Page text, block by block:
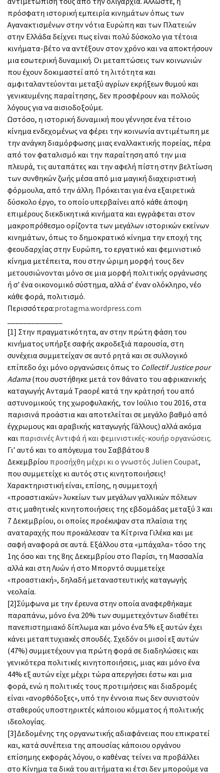
πρόσφατη ιστορική εμπειρία κινημάτων όπως των
Αγανακτισμένων στην νότια Ευρώπη και των Πλατειών
στην Ελλάδα δείχνει πως είναι πολύ δύσκολο για τέτοια
κινήματα-βέτο να αντέξουν στον χρόνο και να αποκτήσουν
μια εσωτερική δυναμική. Οι μεταπτώσεις των κοινωνιών
που έχουν δοκιμαστεί από τη λιτότητα και
αμφιταλαντεύονται μεταξύ αγρίων εκρήξεων θυμού και
γενικευμένης παραίτησης, δεν προσφέρουν και πολλούς
λόγους για να αισιοδοξούμε.
Ωστόσο, η ιστορική δυναμική που γέννησε ένα τέτοιο
κίνημα ενδεχομένως να φέρει την κοινωνία αντιμέτωπη με
την ανάγκη διαμόρφωσης μιας εναλλακτικής πορείας, πέρα
από τον φαταλισμό και την παραίτηση από την μια
πλευρά, τις αυταπάτες και την αφελή πίστη στην βελτίωση
των συνθηκών ζωής μέσα από μια μαγική διαχειριστική
φόρμουλα, από την άλλη. Πρόκειται για ένα εξαιρετικά
δύσκολο έργο, το οποίο υπερβαίνει από κάθε άποψη
επιμέρους διεκδικητικά κινήματα και εγγράφεται στον
μακροπρόθεσμο ορίζοντα των μεγάλων ιστορικών εκείνων
κινημάτων, όπως το δημοκρατικό κίνημα την εποχή της
φεουδαρχίας στην Ευρώπη, το εργατικό και φεμινιστικό
κίνημα μετέπειτα, που στην ώριμη μορφή τους δεν
μετουσιώνονται μόνο σε μια μορφή πολιτικής οργάνωσης
ή σ’ ένα οικονομικό σύστημα, αλλά σ’ έναν ολόκληρο, νέο
κάθε φορά, πολιτισμό.
Περισσότερα:protagma.wordpress.com
[1] Στην πραγματικότητα, αν στην πρώτη φάση του
κινήματος υπήρξε σαφής ακροδεξιά παρουσία, στη
συνέχεια συμμετείχαν σε αυτό ρητά και σε συλλογικό
επίπεδο όχι μόνο οργανώσεις όπως το Collectif Justice pour
Adama(που συστήθηκε μετά τον θάνατο του αφρικανικής
καταγωγής Ανταμά Τραορέ κατά την κράτησή του από
αστυνομικούς της χωροφυλακής, τον Ιούλιο του 2016, στα
παρισινά προάστια και αποτελείται σε μεγάλο βαθμό από
έγχρωμους και αραβικής καταγωγής Γάλλους) αλλά ακόμα
και παρισινές Αντιφά ή και φεμινιστικές-κουήρ οργανώσεις.
Γι’ αυτό και το απόγευμα του Σαββάτου 8
Δεκεμβρίου προσήχθη μέχρι κι ο γνωστός Julien Coupat,
που συμμετείχε κι αυτός στις κινητοποιήσεις!
Χαρακτηριστική είναι, επίσης, η συμμετοχή
«προαστιακών» λυκείων των μεγάλων γαλλικών πόλεων
στις μαθητικές κινητοποιήσεις της εβδομάδας μεταξύ 3 και
7 Δεκεμβρίου, οι οποίες προέκυψαν στα πλαίσια της
αναταραχής που προκάλεσαν τα Κίτρινα Γιλέκα και με
σαφή αναφορά σε αυτά. Εξάλλου στα «μπάχαλα» τόσο της
1ης όσο και της 8ης Δεκεμβρίου στο Παρίσι, τη Μασσαλία
αλλά και στη Λυών ή στο Μπορντό συμμετείχε
«προαστιακή», δηλαδή μεταναστευτικής καταγωγής
νεολαία.
[2]Σύμφωνα με την έρευνα στην οποία αναφερθήκαμε
παραπάνω, μόνο ένα 20% των συμμετεχόντων διαθέτει
πανεπιστημιακό δίπλωμα και μόνο ένα 5% εξ αυτών έχει
κάνει μεταπτυχιακές σπουδές. Σχεδόν οι μισοί εξ αυτών
(47%) συμμετέχουν για πρώτη φορά σε διαδηλώσεις και
γενικότερα πολιτικές κινητοποιήσεις, μιας και μόνο ένα
44% εξ αυτών είχε μέχρι τώρα απεργήσει έστω και μια
φορά, ενώ η πολιτικές τους προτιμήσεις και διαδρομές
είναι «ανορθόδοξες», υπό την έννοια πως δεν συνιστούν
σταθερούς υποστηρικτές κάποιου κόμματος ή πολιτικής
ιδεολογίας.
[3]Δεδομένης της οργανωτικής αδιαφάνειας που επικρατεί
και, κατά συνέπεια της απουσίας κάποιου οργάνου
επίσημης εκφοράς λόγου, ο καθένας τείνει να προβάλλει
στο Κίνημα τα δικά του αιτήματα κι έτσι δεν μπορούμε να